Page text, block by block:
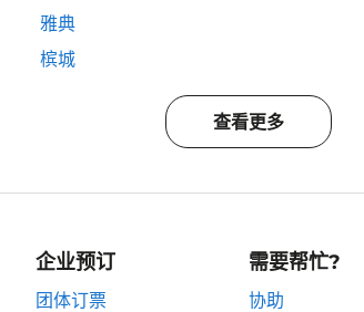
雅典
槟城
查看更多
企业预订
团体订票
需要帮忙?
协助